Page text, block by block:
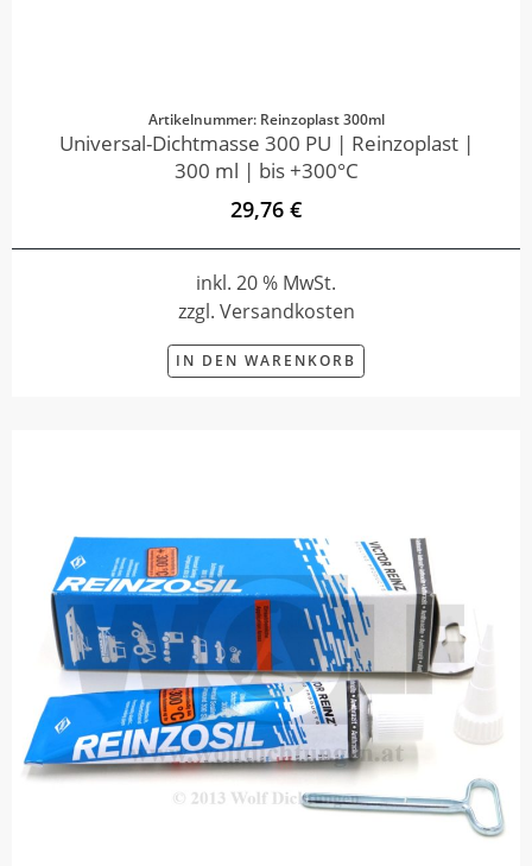
Artikelnummer: Reinzoplast 300ml
Universal-Dichtmasse 300 PU | Reinzoplast |
300 ml | bis +300°C
29,76 €
inkl. 20 % MwSt.
zzgl. Versandkosten
IN DEN WARENKORB